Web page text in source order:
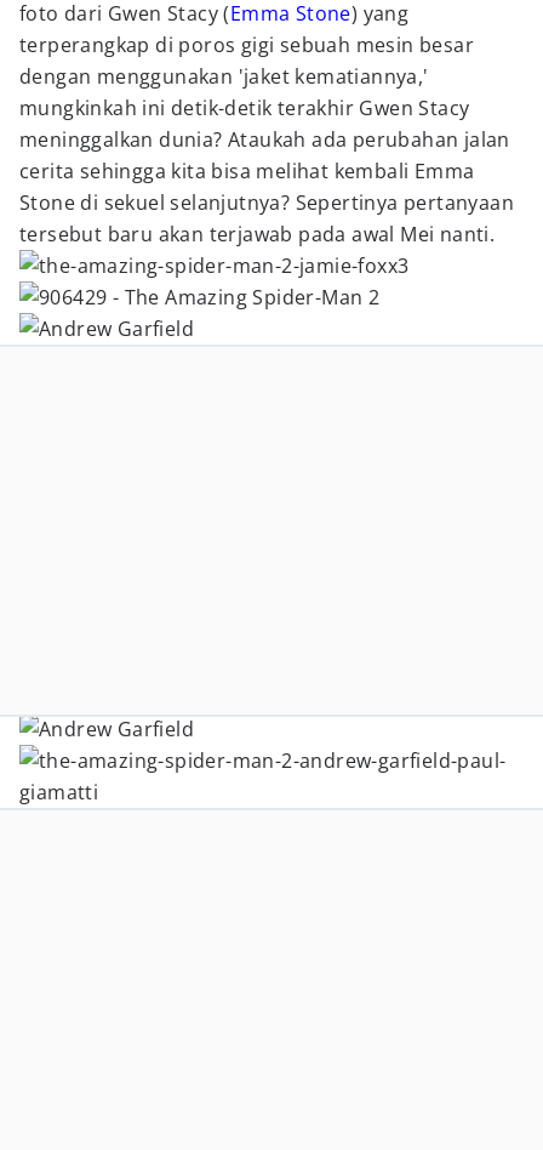
foto dari Gwen Stacy (Emma Stone) yang
terperangkap di poros gigi sebuah mesin besar
dengan menggunakan 'jaket kematiannya,'
mungkinkah ini detik-detik terakhir Gwen Stacy
meninggalkan dunia? Ataukah ada perubahan jalan
cerita sehingga kita bisa melihat kembali Emma
Stone di sekuel selanjutnya? Sepertinya pertanyaan
tersebut baru akan terjawab pada awal Mei nanti.